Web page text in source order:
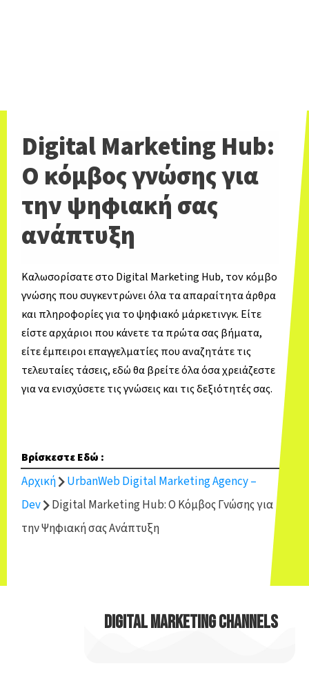
Digital Marketing Hub:
Ο κόμβος γνώσης για
την ψηφιακή σας
ανάπτυξη
Καλωσορίσατε στο Digital Marketing Hub, τον κόμβο
γνώσης που συγκεντρώνει όλα τα απαραίτητα άρθρα
και πληροφορίες για το ψηφιακό μάρκετινγκ. Είτε
είστε αρχάριοι που κάνετε τα πρώτα σας βήματα,
είτε έμπειροι επαγγελματίες που αναζητάτε τις
τελευταίες τάσεις, εδώ θα βρείτε όλα όσα χρειάζεστε
για να ενισχύσετε τις γνώσεις και τις δεξιότητές σας.
Βρίσκεστε Εδώ :
Αρχική
UrbanWeb Digital Marketing Agency –
Dev
Digital Marketing Hub: Ο Κόμβος Γνώσης για
την Ψηφιακή σας Ανάπτυξη
DIGITAL MARKETING CHANNELS